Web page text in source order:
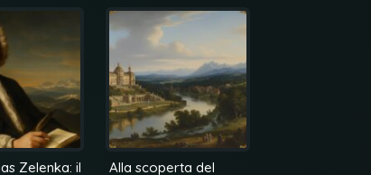
Zelenka: il
Alla scoperta del